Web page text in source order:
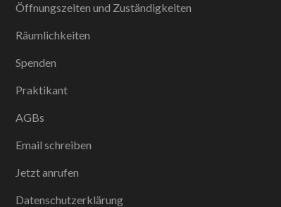
Öffnungszeiten und Zuständigkeiten
Räumlichkeiten
Spenden
Praktikant
AGBs
Email schreiben
Jetzt anrufen
Datenschutzerklärung